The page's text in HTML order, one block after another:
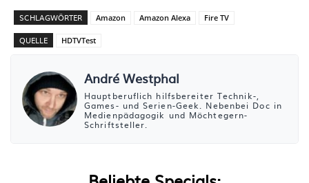
SCHLAGWÖRTER Amazon Amazon Alexa Fire TV
QUELLE HDTVTest
André Westphal
Hauptberuflich hilfsbereiter Technik-,
Games- und Serien-Geek. Nebenbei Doc in
Medienpädagogik und Möchtegern-
Schriftsteller.